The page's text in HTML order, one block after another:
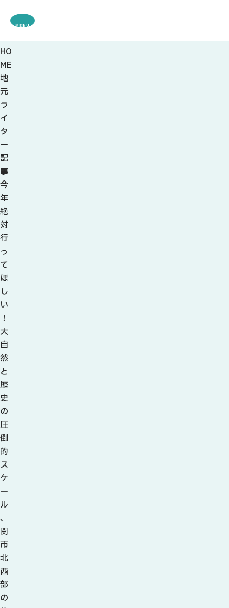
MENU
HO
ME
地
元
ラ
イ
タ
ー
記
事
今
年
絶
対
行
っ
て
ほ
し
い
！
大
自
然
と
歴
史
の
圧
倒
的
ス
ケ
ー
ル
、
関
市
北
西
部
の